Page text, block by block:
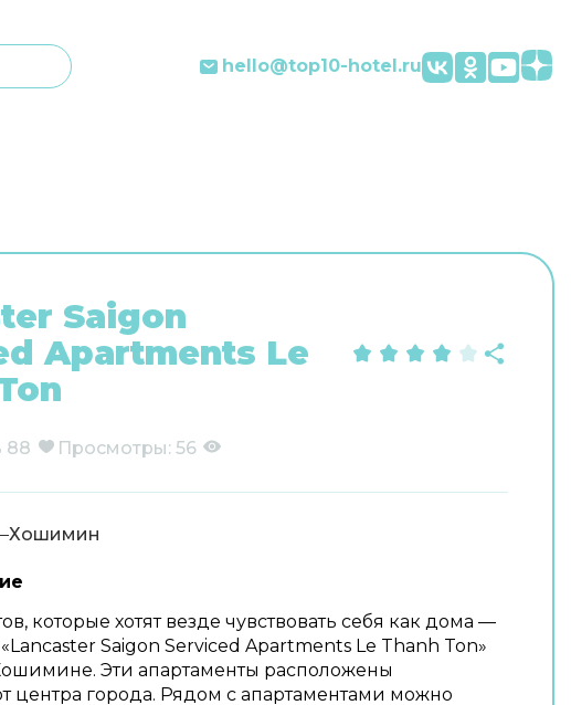
hello@top10-hotel.ru
Saigon
Apartments Le
88 Просмотры: 56
Хошимин
которые хотят везде чувствовать себя как дома —
Saigon Serviced Apartments Le Thanh Ton»
Эти апартаменты расположены
центра города. Рядом с апартаментами можно